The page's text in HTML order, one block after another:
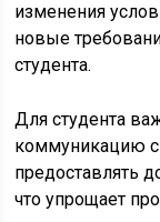
изменения
новые
студента.
Для студента
коммуникацию с
предоставлять
что упрощает